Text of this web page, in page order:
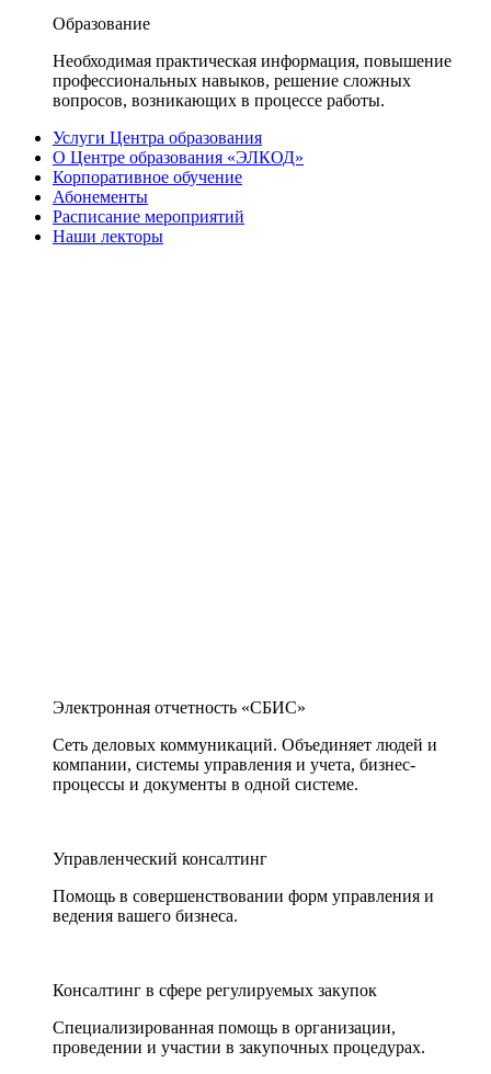
Образование
Необходимая практическая информация, повышение
профессиональных навыков, решение сложных
вопросов, возникающих в процессе работы.
Услуги Центра образования
О Центре образования «ЭЛКОД»
Корпоративное обучение
Абонементы
Расписание мероприятий
Наши лекторы
Электронная отчетность «СБИС»
Сеть деловых коммуникаций. Объединяет людей и
компании, системы управления и учета, бизнес-
процессы и документы в одной системе.
Управленческий консалтинг
Помощь в совершенствовании форм управления и
ведения вашего бизнеса.
Консалтинг в сфере регулируемых закупок
Специализированная помощь в организации,
проведении и участии в закупочных процедурах.